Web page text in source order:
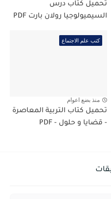
تحميل كتاب درس
السيميولوجيا رولان بارت PDF
كتب علم الاجتماع
منذ بضع اعوام
تحميل كتاب التربية المعاصرة
- قضايا و حلول - PDF